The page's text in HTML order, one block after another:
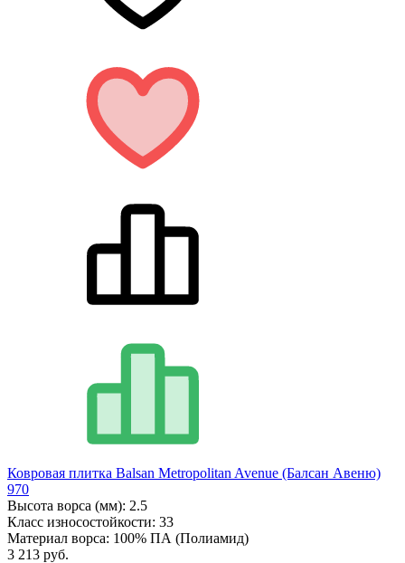
Ковровая плитка Balsan Metropolitan Avenue (Балсан Авеню)
970
Высота ворса (мм): 2.5
Класс износостойкости: 33
Материал ворса: 100% ПА (Полиамид)
3 213 руб.